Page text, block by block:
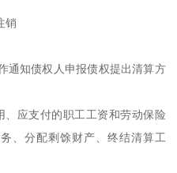
销
通知债权人申报债权提出清算方
应支付的职工工资和劳动保险
、分配剩馀财产、终结清算工